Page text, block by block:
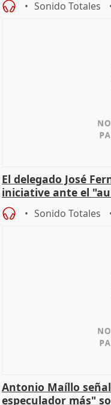
Sonido Totales
El delegado José
iniciative ante el
hogar en Madri
Sonido Totales
Antonio Maíllo
especulador más"